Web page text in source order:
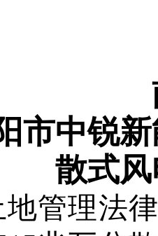
市中锐
散式
管理法